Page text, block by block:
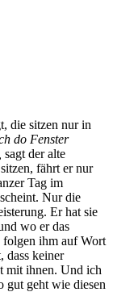
die sitzen nur in
do Fenster
sagt der alte
fährt er nur
Tag im
Nur die
Er hat sie
wo er das
folgen ihm auf Wort
dass keiner
mit ihnen. Und ich
gut geht wie diesen